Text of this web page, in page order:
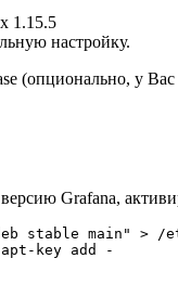
1.15.5
настройку.
(опционально, у
Grafana,
deb stable main"
key add -